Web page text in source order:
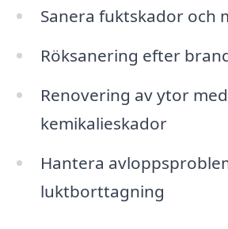
Sanera fuktskador och
Röksanering efter
Renovering av ytor med
kemikalieskador
Hantera
luktborttagning